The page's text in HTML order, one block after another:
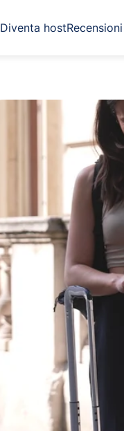
Diventa hostRecensioni